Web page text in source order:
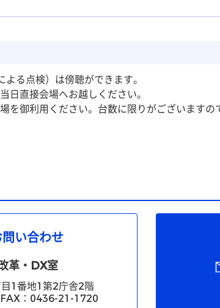
る点検）は傍聴ができます。
日直接会場へお越しください。
を御利用ください。台数に限りがございますの
い合わせ
革・DX室
1番地1第2庁舎2階
：0436-21-1720